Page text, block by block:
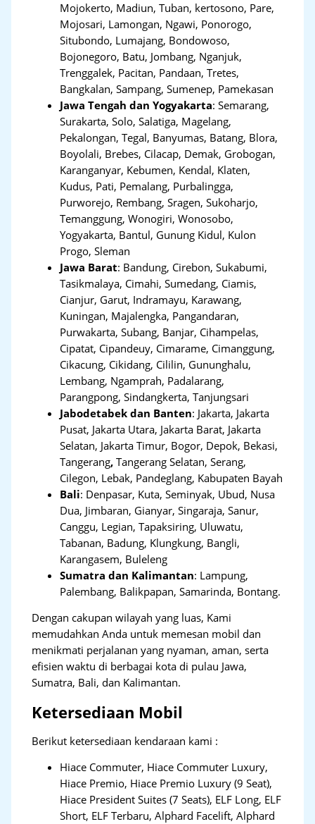
Mojokerto, Madiun, Tuban, kertosono, Pare,
Mojosari, Lamongan, Ngawi, Ponorogo,
Situbondo, Lumajang, Bondowoso,
Bojonegoro, Batu, Jombang, Nganjuk,
Trenggalek, Pacitan, Pandaan, Tretes,
Bangkalan, Sampang, Sumenep, Pamekasan
Jawa Tengah dan Yogyakarta:Semarang,
Surakarta, Solo, Salatiga, Magelang,
Pekalongan, Tegal, Banyumas, Batang, Blora,
Boyolali, Brebes, Cilacap, Demak, Grobogan,
Karanganyar, Kebumen, Kendal, Klaten,
Kudus, Pati, Pemalang, Purbalingga,
Purworejo, Rembang, Sragen, Sukoharjo,
Temanggung, Wonogiri, Wonosobo,
Yogyakarta, Bantul, Gunung Kidul, Kulon
Progo, Sleman
Jawa Barat: Bandung, Cirebon, Sukabumi,
Tasikmalaya, Cimahi, Sumedang, Ciamis,
Cianjur, Garut, Indramayu, Karawang,
Kuningan, Majalengka, Pangandaran,
Purwakarta, Subang, Banjar, Cihampelas,
Cipatat, Cipandeuy, Cimarame, Cimanggung,
Cikacung, Cikidang, Cililin, Gununghalu,
Lembang, Ngamprah, Padalarang,
Parangpong, Sindangkerta, Tanjungsari
Jabodetabek dan Banten: Jakarta, Jakarta
Pusat, Jakarta Utara, Jakarta Barat, Jakarta
Selatan, Jakarta Timur, Bogor, Depok, Bekasi,
Tangerang,Tangerang Selatan, Serang,
Cilegon, Lebak, Pandeglang, Kabupaten Bayah
Bali: Denpasar, Kuta, Seminyak, Ubud, Nusa
Dua, Jimbaran, Gianyar, Singaraja, Sanur,
Canggu, Legian, Tapaksiring, Uluwatu,
Tabanan, Badung, Klungkung, Bangli,
Karangasem, Buleleng
Sumatra dan Kalimantan: Lampung,
Palembang, Balikpapan, Samarinda, Bontang.
Dengan cakupan wilayah yang luas, Kami
memudahkan Anda untuk memesan mobil dan
menikmati perjalanan yang nyaman, aman, serta
efisien waktu di berbagai kota di pulau Jawa,
Sumatra, Bali, dan Kalimantan.
Ketersediaan Mobil
Berikut ketersediaan kendaraan kami :
Hiace Commuter, Hiace Commuter Luxury,
Hiace Premio, Hiace Premio Luxury (9 Seat),
Hiace President Suites (7 Seats), ELF Long, ELF
Short, ELF Terbaru, Alphard Facelift, Alphard